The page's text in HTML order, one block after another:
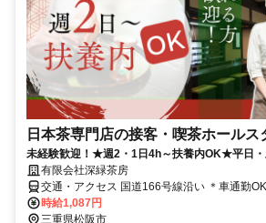
日本茶専門店の接客・喫茶ホールス
未経験歓迎！★週2・1日4h～扶養内OK★平日・
有限会社深緑茶房
交通・アクセス 国道166号線沿い ＊車通勤OK
時給1,087円
三重県松阪市